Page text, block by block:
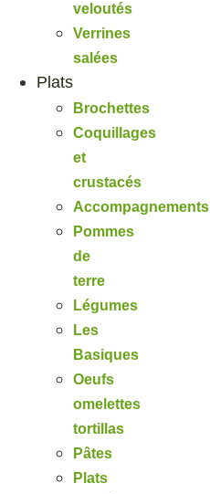
veloutés
Verrines
salées
Plats
Brochettes
Coquillages
et
crustacés
Accompagnements
Pommes
de
terre
Légumes
Les
Basiques
Oeufs
omelettes
tortillas
Pâtes
Plats